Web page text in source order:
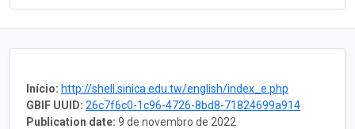
Início: http://shell.sinica.edu.tw/english/index_e.php
GBIF UUID: 26c7f6c0-1c96-4726-8bd8-71824699a914
Publication date: 9 de novembro de 2022